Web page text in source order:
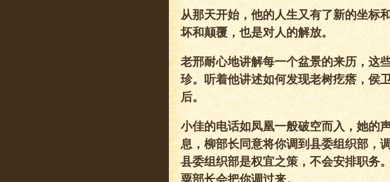
从那天开始，他的人生又有了新的坐标
坏和颠覆，也是对人的解放。
老邢耐心地讲解每一个盆景的来历，这
珍。听着他讲述如何发现老树疙瘩，侯
后。
小佳的电话如凤凰一般破空而入，她的
息，柳部长同意将你调到县委组织部，
县委组织部是权宜之策，不会安排职务
粟部长会把你调过来。